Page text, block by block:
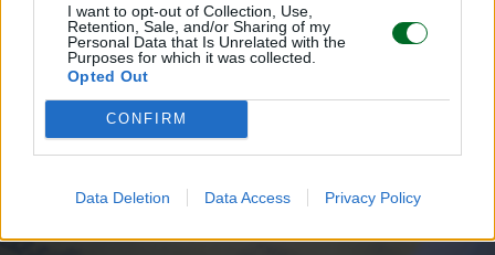
I want to opt-out of Collection, Use,
Retention, Sale, and/or Sharing of my
Personal Data that Is Unrelated with the
Purposes for which it was collected.
Opted Out
CONFIRM
Data Deletion Data Access Privacy Policy